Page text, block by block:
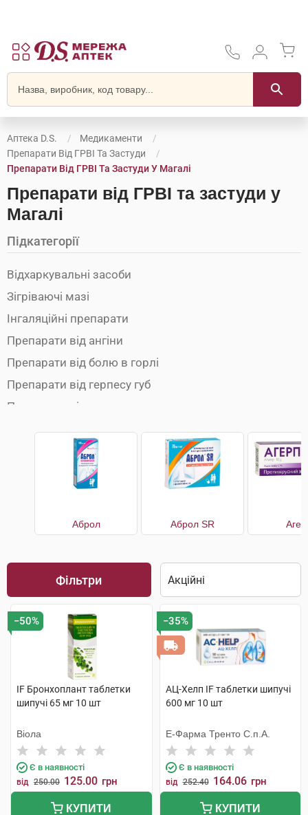
Аптека D.S.
Медикаменти
Препарати Від ГРВІ Та Застуди
Препарати Від ГРВІ Та Застуди У Магалі
Препарати від ГРВІ та застуди у
Магалі
Підкатегорії
Відхаркувальні засоби
Зігріваючі мазі
Інгаляційні препарати
Препарати від ангіни
Препарати від болю в горлі
Препарати від герпесу губ
Препарати від застуди
Препарати від кашлю
Препарати від нежитю
Препарати від температури
Аброл Аброл SR
Фільтри
−50%
IF Бронхоплант таблетки
шипучі 65 мг 10 шт
Віола
Є в наявності
від 250.00 125.00 грн
КУПИТИ
−35%
АЦ-Хелп IF таблетки шипучі
600 мг 10 шт
Е-Фарма Тренто С.п.А.
Є в наявності
від 252.40 164.06 грн
КУПИТИ